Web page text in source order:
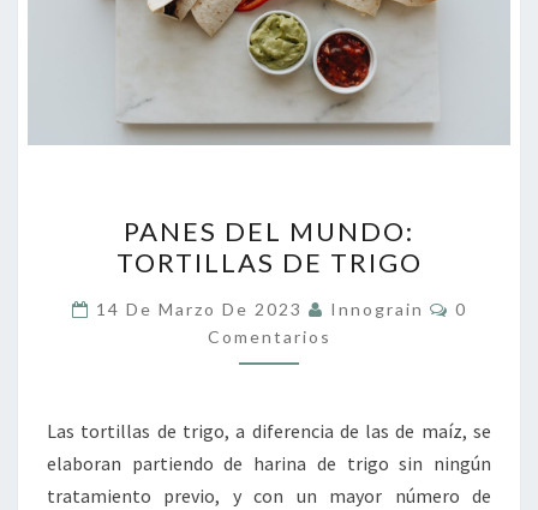
DEL
MUNDO:
TORTILLAS
DE
TRIGO
PANES DEL MUNDO:
TORTILLAS DE TRIGO
14 De Marzo De 2023 Innograin
0
Comentarios
Las tortillas de trigo, a diferencia de las de maíz, se
elaboran partiendo de harina de trigo sin ningún
tratamiento previo, y con un mayor número de